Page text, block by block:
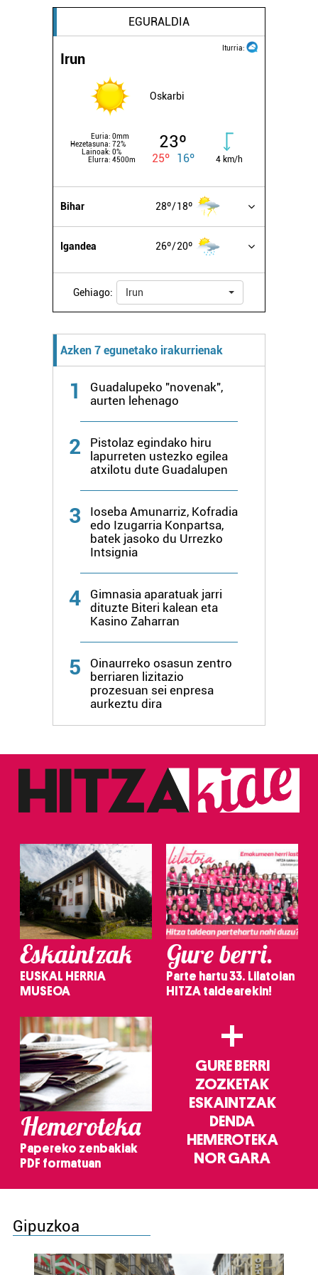
EGURALDIA
Iturria:
Irun
Oskarbi
Euria: 0mm
Hezetasuna: 72%
Lainoak: 0%
Elurra: 4500m
23º
25º 16º 4 km/h
Bihar 28º 18º
Igandea 26º 20º
Gehiago: Irun
Azken 7 egunetako irakurrienak
1
Guadalupeko "novenak",
aurten lehenago
2
Pistolaz egindako hiru
lapurreten ustezko egilea
atxilotu dute Guadalupen
3
Ioseba Amunarriz, Kofradia
edo Izugarria Konpartsa,
batek jasoko du Urrezko
Intsignia
4
Gimnasia aparatuak jarri
dituzte Biteri kalean eta
Kasino Zaharran
5
Oinaurreko osasun zentro
berriaren lizitazio
prozesuan sei enpresa
aurkeztu dira
Eskaintzak
EUSKAL HERRIA
MUSEOA
Gure berri.
Parte hartu 33. Lilatoian
HITZA taldearekin!
Hemeroteka
Papereko zenbakiak
PDF formatuan
+
GURE BERRI
ZOZKETAK
ESKAINTZAK
DENDA
HEMEROTEKA
NOR GARA
Gipuzkoa